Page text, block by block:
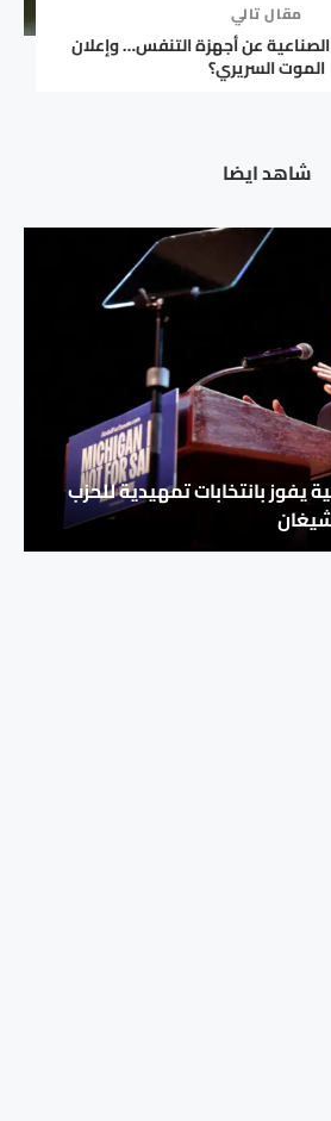
مقال تالي
عن أجهزة التنفس… وإعلان
الموت السريري؟
شاهد ايضا
بانتخابات تمهيدية للحزب